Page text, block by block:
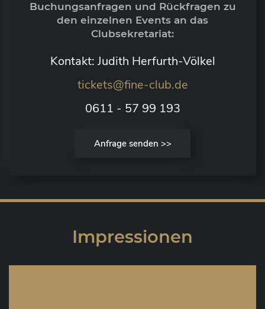
Buchungsanfragen und Rückfragen zu
den einzelnen Events an das
Clubsekretariat:
Kontakt: Judith Herfurth-Völkel
tickets@fine-club.de
0611 - 57 99 193
Anfrage senden >>
Impressionen